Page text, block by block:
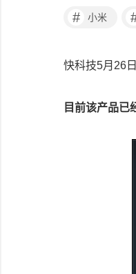
# 小米
快科技5月26
目前该产品已